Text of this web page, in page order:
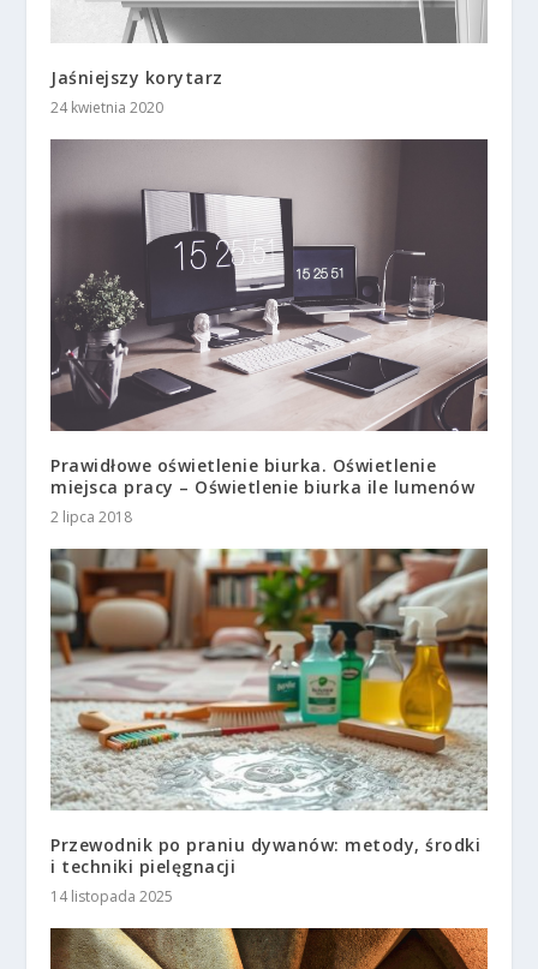
Jaśniejszy korytarz
24 kwietnia 2020
Prawidłowe oświetlenie biurka. Oświetlenie
miejsca pracy – Oświetlenie biurka ile lumenów
2 lipca 2018
Przewodnik po praniu dywanów: metody, środki
i techniki pielęgnacji
14 listopada 2025